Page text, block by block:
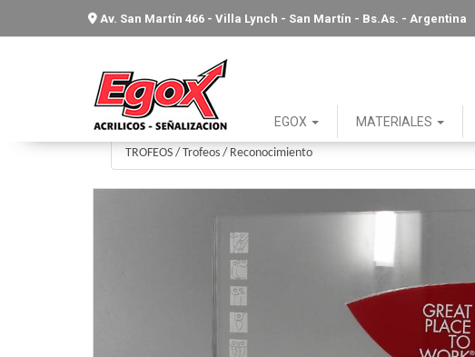
Av. San Martín 466 - Villa Lynch - San Martín - Bs.As. - Argentina
EGOX MATERIALES
TROFEOS / Trofeos / Reconocimiento